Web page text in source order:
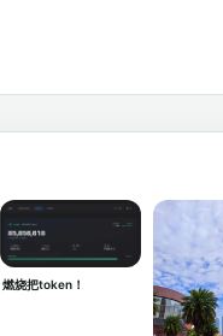
燃烧把token！